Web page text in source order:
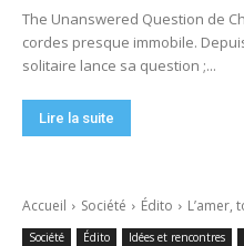
The Unanswered Question de
cordes presque immobile.
solitaire lance sa question ;...
Lire la suite